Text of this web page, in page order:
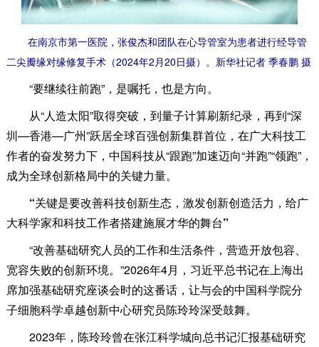
在南京市第一医院，张俊杰和团队在心导管室为患者进行经导管
二尖瓣缘对缘修复手术（2024年2月20日摄）。新华社记者 季春鹏 摄
“要继续往前跑”，是嘱托，也是方向。
从“人造太阳”取得突破，到量子计算刷新纪录，再到“深
圳—香港—广州”跃居全球百强创新集群首位，在广大科技工
作者的奋发努力下，中国科技从“跟跑”加速迈向“并跑”“领跑”，
成为全球创新格局中的关键力量。
“关键是要改善科技创新生态，激发创新创造活力，给广
大科学家和科技工作者搭建施展才华的舞台”
“改善基础研究人员的工作和生活条件，营造开放包容、
宽容失败的创新环境。”2026年4月，习近平总书记在上海出
席加强基础研究座谈会时的这番话，让与会的中国科学院分
子细胞科学卓越创新中心研究员陈玲玲深受鼓舞。
2023年，陈玲玲曾在张江科学城向总书记汇报基础研究